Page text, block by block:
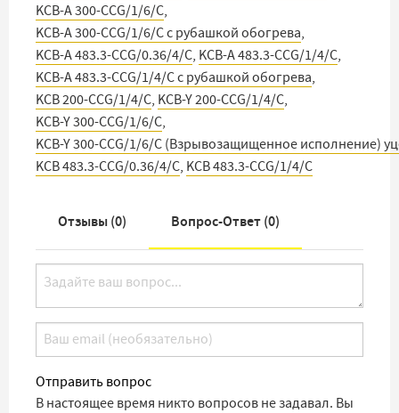
KCB-A 300-CCG/1/6/C,
KCB-A 300-CCG/1/6/C с рубашкой обогрева,
KCB-A 483.3-CCG/0.36/4/C, KCB-A 483.3-CCG/1/4/C,
KCB-A 483.3-CCG/1/4/C с рубашкой обогрева,
KCB 200-CCG/1/4/C, KCB-Y 200-CCG/1/4/C,
KCB-Y 300-CCG/1/6/C,
KCB-Y 300-CCG/1/6/C (Взрывозащищенное исполнение)
KCB 483.3-CCG/0.36/4/C, KCB 483.3-CCG/1/4/C
Отзывы (0) Вопрос-Ответ (0)
Отправить вопрос
В настоящее время никто вопросов не задавал. Вы